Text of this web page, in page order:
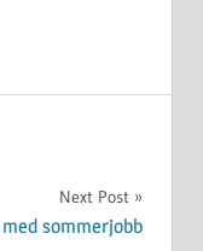
Next Post
med sommerjobb